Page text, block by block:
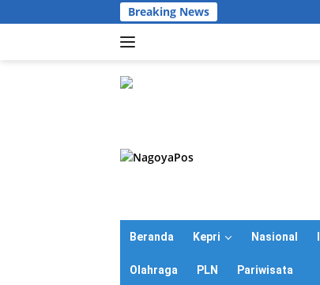
ke
Breaking News
Beranda Kepri Nasional
Olahraga PLN Pariwisata